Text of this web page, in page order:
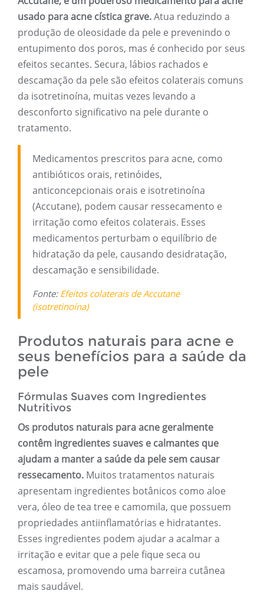
usado para acne cística grave.Atua reduzindo a
produção de oleosidade da pele e prevenindo o
entupimento dos poros, mas é conhecido por seus
efeitos secantes. Secura, lábios rachados e
descamação da pele são efeitos colaterais comuns
da isotretinoína, muitas vezes levando a
desconforto significativo na pele durante o
tratamento.
Medicamentos prescritos para acne, como
antibióticos orais, retinóides,
anticoncepcionais orais e isotretinoína
(Accutane), podem causar ressecamento e
irritação como efeitos colaterais. Esses
medicamentos perturbam o equilíbrio de
hidratação da pele, causando desidratação,
descamação e sensibilidade.
Fonte: Efeitos colaterais de Accutane
(isotretinoína)
Produtos naturais para acne e
seus benefícios para a saúde da
pele
Fórmulas Suaves com Ingredientes
Nutritivos
Os produtos naturais para acne geralmente
contêm ingredientes suaves e calmantes que
ajudam a manter a saúde da pele sem causar
ressecamento. Muitos tratamentos naturais
apresentam ingredientes botânicos como aloe
vera, óleo de tea tree e camomila, que possuem
propriedades antiinflamatórias e hidratantes.
Esses ingredientes podem ajudar a acalmar a
irritação e evitar que a pele fique seca ou
escamosa, promovendo uma barreira cutânea
mais saudável.